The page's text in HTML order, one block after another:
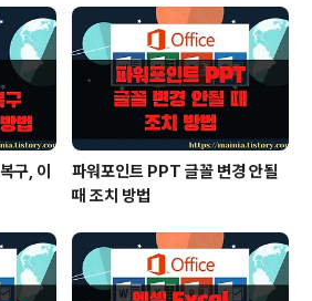
구, 이
파워포인트 PPT 글꼴 변경 안될
때 조치 방법